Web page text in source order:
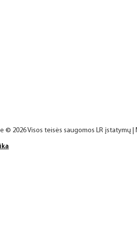
© 2026 Visos teisės saugomos LR įstatymų